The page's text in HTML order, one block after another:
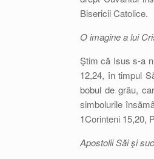
Bisericii Catolice.
O imagine a lui
Ştim că Isus s-a
12,24, în timpul
bobul de grâu,
simbolurile
1Corinteni 15,20,
Apostolii Săi şi